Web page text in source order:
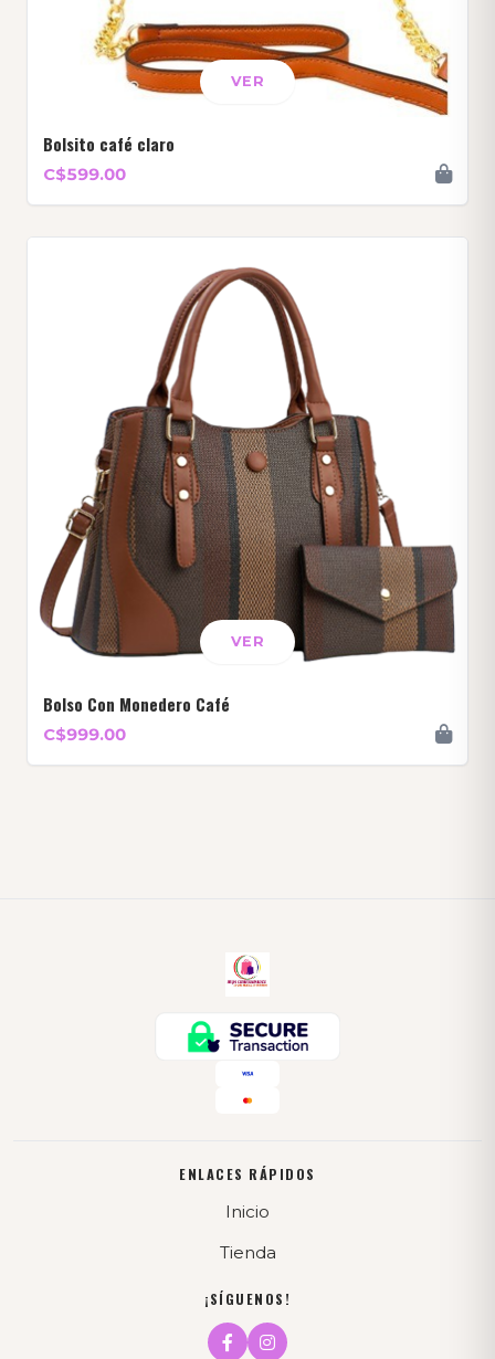
VER
Bolsito café claro
C$599.00
VER
Bolso Con Monedero Café
C$999.00
ENLACES RÁPIDOS
Inicio
Tienda
¡SÍGUENOS!